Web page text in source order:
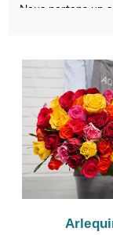
Nous portons un
servira à sa
ferons ensuite
puissiez
charge.
message